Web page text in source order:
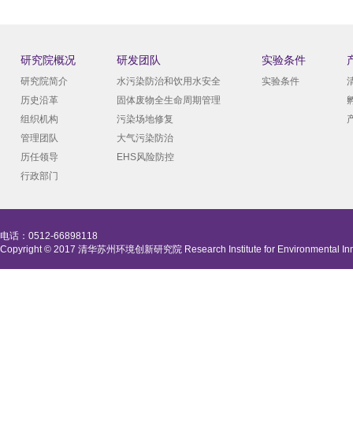
研究院概况
研究院简介
历史沿革
组织机构
管理团队
历任领导
行政部门
研发团队
水污染防治和饮用水安全
固体废物全生命周期管理
污染场地修复
大气污染防治
EHS风险防控
实验条件
实验条件
电话：0512-66898118
Copyright © 2017 清华苏州环境创新研究院 Research Institute for Environmental